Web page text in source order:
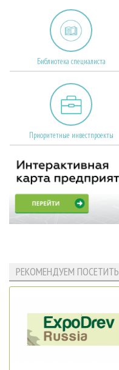
Библиотека специалиста
Приоритетные инвестпроекты
РЕКОМЕНДУЕМ ПОСЕТИТЬ